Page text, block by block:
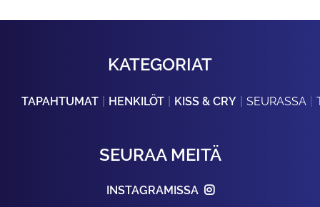
KATEGORIAT
TAPAHTUMAT HENKILÖT KISS & CRY SEURASSA
SEURAA MEITÄ
INSTAGRAMISSA